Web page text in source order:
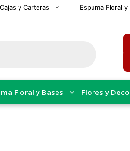
Cajas y Carteras Espuma Floral y
Floral y Bases Flores y